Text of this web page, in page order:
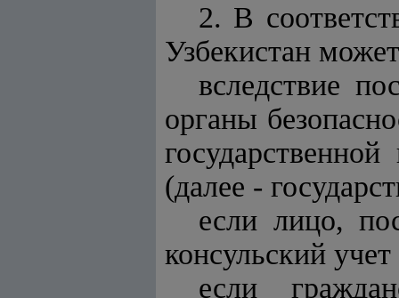
2. В
Узбекистан
вследствие
органы
(далее -
если лицо,
консульский
если